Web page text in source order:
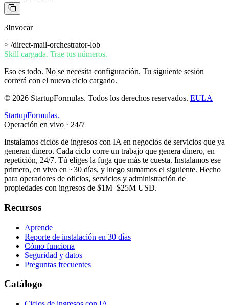
3Invocar
> /direct-mail-orchestrator-lob
Skill cargada. Trae tus números.
Eso es todo. No se necesita configuración. Tu siguiente sesión
correrá con el nuevo ciclo cargado.
© 2026 StartupFormulas. Todos los derechos reservados. EULA
StartupFormulas.
Operación en vivo · 24/7
Instalamos ciclos de ingresos con IA en negocios de servicios que ya
generan dinero. Cada ciclo corre un trabajo que genera dinero, en
repetición, 24/7. Tú eliges la fuga que más te cuesta. Instalamos ese
primero, en vivo en ~30 días, y luego sumamos el siguiente. Hecho
para operadores de oficios, servicios y administración de
propiedades con ingresos de $1M–$25M USD.
Recursos
Aprende
Reporte de instalación en 30 días
Cómo funciona
Seguridad y datos
Preguntas frecuentes
Catálogo